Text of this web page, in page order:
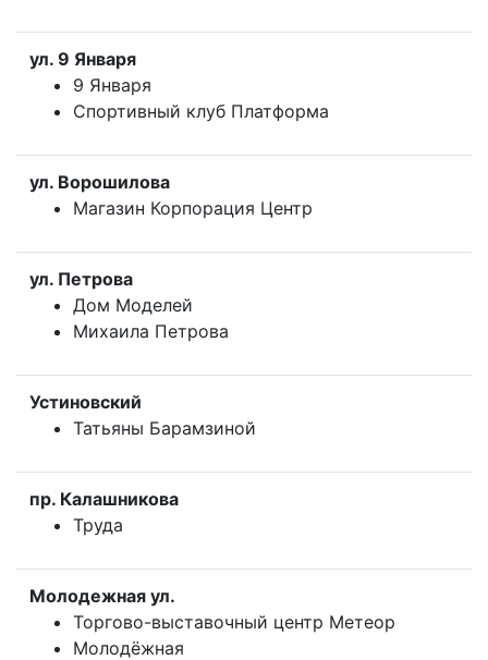
ул. 9 Января
9 Января
Спортивный клуб Платформа
ул. Ворошилова
Магазин Корпорация Центр
ул. Петрова
Дом Моделей
Михаила Петрова
Устиновский
Татьяны Барамзиной
пр. Калашникова
Труда
Молодежная ул.
Торгово-выставочный центр Метеор
Молодёжная